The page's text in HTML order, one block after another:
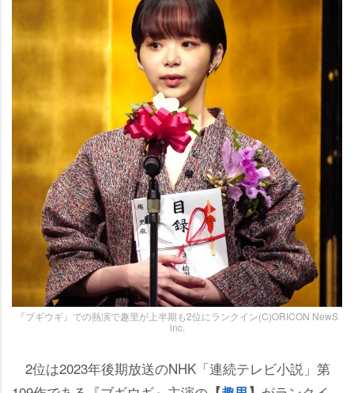
『ブギウギ』での熱演で趣里が上半期も2位にランクイン(C)ORICON NewS
inc.
2位は2023年後期放送のNHK「連続テレビ小説」第